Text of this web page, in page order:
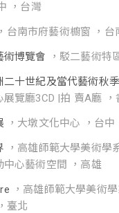
，台灣
，台南市府藝術櫥窗 ，台
術博覽會 ，駁二藝術特
二十世紀及當代藝術秋
展覽廳3CD |拍 賣A廳 ，
，大墩文化中心 ，台中
，高雄師範大學美術學
中心藝術空間 ，高雄
，高雄師範大學美術
臺北